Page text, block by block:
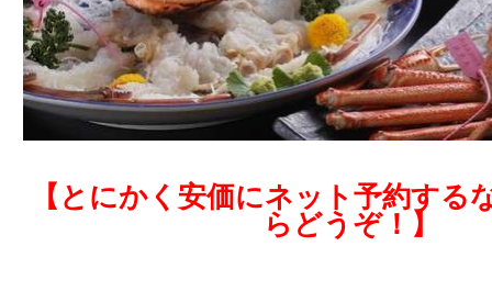
【とにかく安価にネット予約する
らどうぞ！】